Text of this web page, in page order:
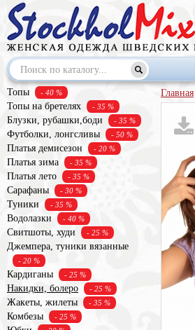
Топы - 40 %
Топы на бретелях - 35 %
Блузки, рубашки,боди - 35 %
Футболки, лонгсливы - 50 %
Платья демисезон - 20 %
Платья зима - 35 %
Платья лето - 35 %
Сарафаны - 30 %
Туники - 35 %
Водолазки - 40 %
Свитшоты, худи - 25 %
Джемпера, туники вязанные
- 20 %
Кардиганы - 25 %
Накидки, болеро - 25 %
Жакеты, жилеты - 35 %
Комбезы - 25 %
Главная